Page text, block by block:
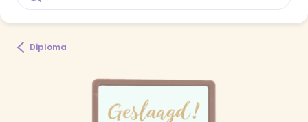
Diploma